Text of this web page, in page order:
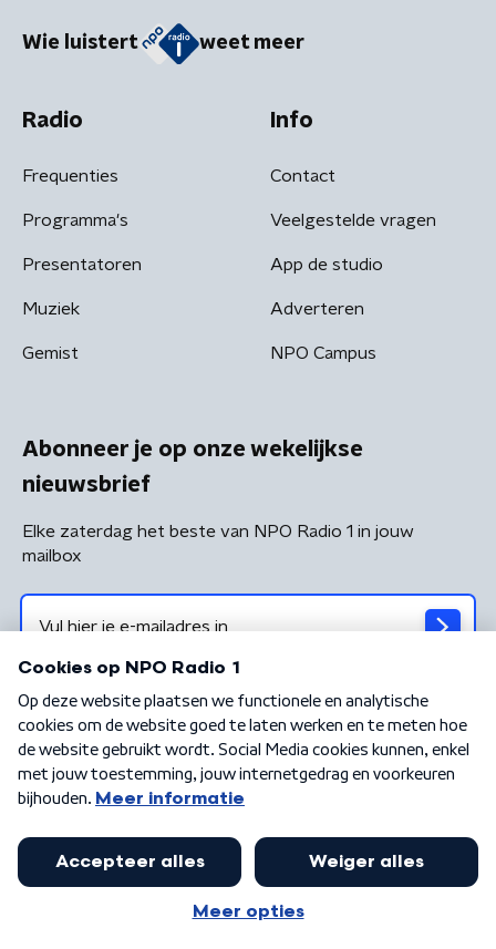
Wie luistert weet meer
Radio
Frequenties
Programma's
Presentatoren
Muziek
Gemist
Info
Contact
Veelgestelde vragen
App de studio
Adverteren
NPO Campus
Abonneer je op onze wekelijkse
nieuwsbrief
Elke zaterdag het beste van NPO Radio 1 in jouw
mailbox
Algemene voorwaarden